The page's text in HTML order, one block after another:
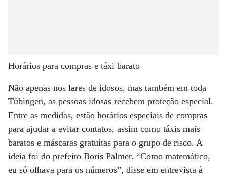
Horários para compras e táxi barato
Não apenas nos lares de idosos, mas também em toda
Tübingen, as pessoas idosas recebem proteção especial.
Entre as medidas, estão horários especiais de compras
para ajudar a evitar contatos, assim como táxis mais
baratos e máscaras gratuitas para o grupo de risco. A
ideia foi do prefeito Boris Palmer. “Como matemático,
eu só olhava para os números”, disse em entrevista à